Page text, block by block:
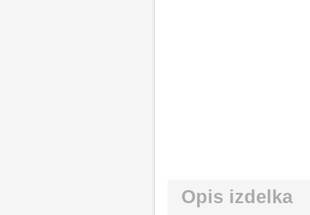
Opis izdelka